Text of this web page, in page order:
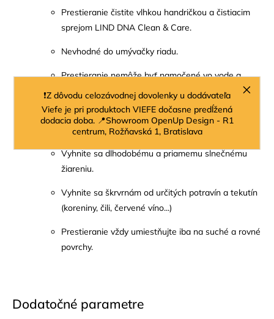
❗Z dôvodu celozávodnej dovolenky u dodávateľa
Viefe je pri produktoch VIEFE dočasne predĺžená
dodacia doba. 📍Showroom OpenUp Design - R1
centrum, Rožňavská 1, Bratislava
Prestieranie čistite vlhkou handričkou a čistiacim
sprejom LIND DNA Clean & Care.
Nevhodné do umývačky riadu.
Prestieranie nemôže byť namočené vo vode a
čistené mydlom.
Na prestieranie neumiestňujte horúce predmety
(hrnce, panvice...)
Vyhnite sa dlhodobému a priamemu slnečnému
žiareniu.
Vyhnite sa škrvrnám od určitých potravín a tekutín
(koreniny, čili, červené víno...)
Prestieranie vždy umiestňujte iba na suché a rovné
povrchy.
Dodatočné parametre